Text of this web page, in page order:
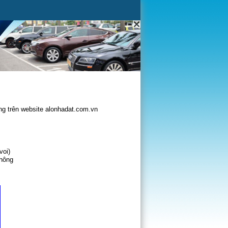
trên website alonhadat.com.vn